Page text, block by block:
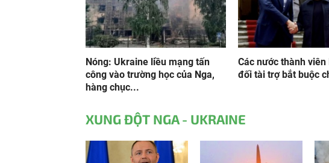
Nóng: Ukraine liều mạng tấn
công vào trường học của Nga,
hàng chục...
Các nước thành viên
đối tài trợ bắt buộc
XUNG ĐỘT NGA - UKRAINE